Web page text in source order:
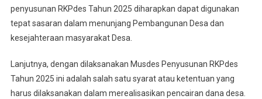
penyusunan RKPdes Tahun 2025 diharapkan dapat digunakan
tepat sasaran dalam menunjang Pembangunan Desa dan
kesejahteraan masyarakat Desa.
Lanjutnya, dengan dilaksanakan Musdes Penyusunan RKPdes
Tahun 2025 ini adalah salah satu syarat atau ketentuan yang
harus dilaksanakan dalam merealisasikan pencairan dana desa.